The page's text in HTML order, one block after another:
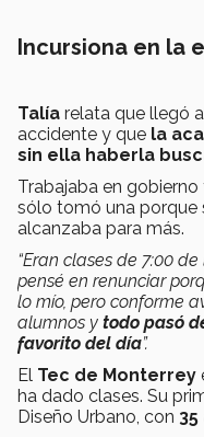
Incursiona en la
Talía relata que llegó
accidente y que la
sin ella haberla
Trabajaba en
sólo tomó una porque
alcanzaba para más.
“Eran clases de 7:00
pensé en renunciar
lo mío, pero conforme
alumnos y todo pasó
favorito del día”.
El Tec de Monterrey
ha dado clases. Su
Diseño Urbano, con